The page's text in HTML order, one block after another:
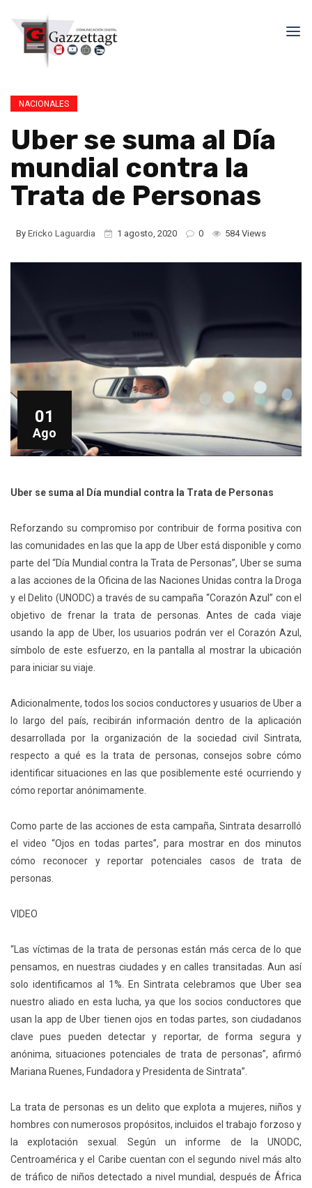
NACIONALES
Uber se suma al Día
mundial contra la
Trata de Personas
By Ericko Laguardia 1 agosto, 2020 0 584 Views
01
Ago
Uber se suma al Día mundial contra la Trata de Personas
Reforzando su compromiso por contribuir de forma positiva con
las comunidades en las que la app de Uber está disponible y como
parte del “Día Mundial contra la Trata de Personas”, Uber se suma
a las acciones de la Oficina de las Naciones Unidas contra la Droga
y el Delito (UNODC) a través de su ​campaña “Corazón Azul” con el
objetivo de frenar la trata de personas. Antes de cada viaje
usando la app de Uber, los usuarios podrán ver el Corazón Azul,
símbolo de este esfuerzo, en la pantalla al mostrar la ubicación
para iniciar su viaje.
Adicionalmente, todos los socios conductores y usuarios de Uber a
lo largo del país, recibirán información dentro de la aplicación
desarrollada por la organización de la sociedad civil Sintrata,
respecto a qué es la trata de personas, consejos sobre cómo
identificar situaciones en las que posiblemente esté ocurriendo y
cómo reportar anónimamente.
Como parte de las acciones de esta campaña, Sintrata desarrolló
el video “Ojos en todas partes”, para mostrar en dos minutos
cómo reconocer y reportar potenciales casos de trata de
personas.
VIDEO
“Las víctimas de la trata de personas están más cerca de lo que
pensamos, en nuestras ciudades y en calles transitadas. Aun así
solo identificamos al 1%. En Sintrata celebramos que Uber sea
nuestro aliado en esta lucha, ya que los socios conductores que
usan la app de Uber tienen ojos en todas partes, son ciudadanos
clave pues pueden detectar y reportar, de forma segura y
anónima, situaciones potenciales de trata de personas”, afirmó
Mariana Ruenes, Fundadora y Presidenta de Sintrata”.
La trata de personas es un delito que explota a mujeres, niños y
hombres con numerosos propósitos, incluidos el trabajo forzoso y
la explotación sexual. Según un informe de la UNODC,
Centroamérica y el Caribe cuentan con el segundo nivel más alto
de tráfico de niños detectado a nivel mundial, después de África